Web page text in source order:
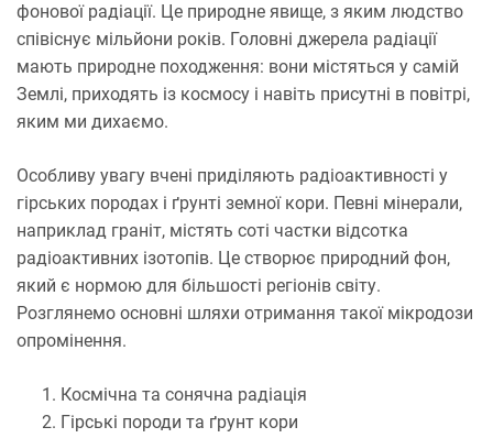
фонової радіації. Це природне явище, з яким людство
співіснує мільйони років. Головні джерела радіації
мають природне походження: вони містяться у самій
Землі, приходять із космосу і навіть присутні в повітрі,
яким ми дихаємо.
Особливу увагу вчені приділяють радіоактивності у
гірських породах і ґрунті земної кори. Певні мінерали,
наприклад граніт, містять соті частки відсотка
радіоактивних ізотопів. Це створює природний фон,
який є нормою для більшості регіонів світу.
Розглянемо основні шляхи отримання такої мікродози
опромінення.
Космічна та сонячна радіація
Гірські породи та ґрунт кори